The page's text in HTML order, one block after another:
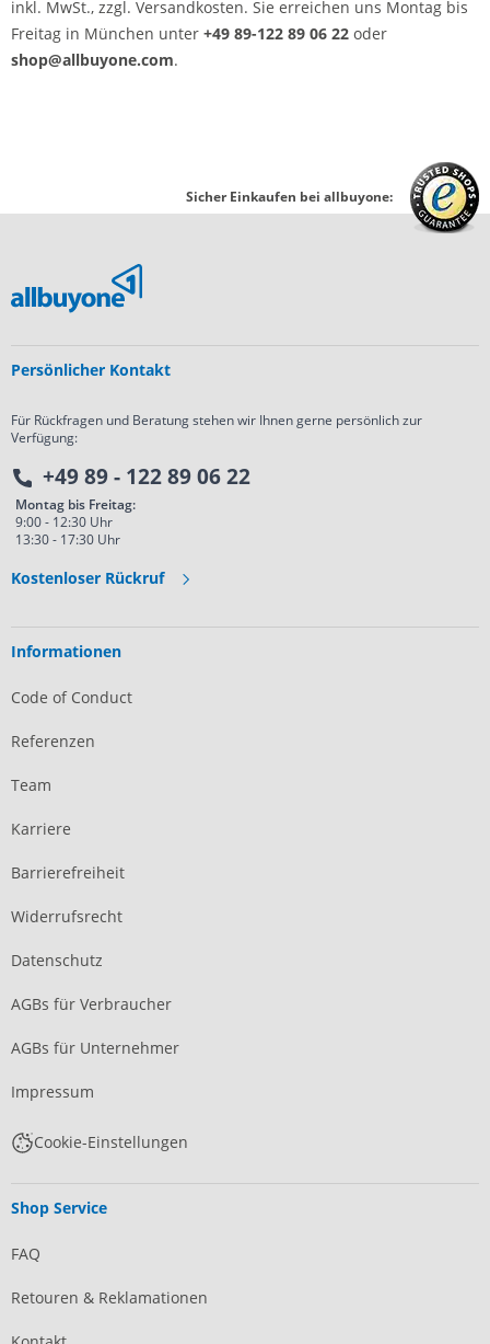
inkl. MwSt., zzgl. Versandkosten. Sie erreichen uns Montag bis
Freitag in München unter +49 89-122 89 06 22 oder
shop@allbuyone.com.
Sicher Einkaufen bei allbuyone:
Persönlicher Kontakt
Für Rückfragen und Beratung stehen wir Ihnen gerne persönlich zur
Verfügung:
+49 89 - 122 89 06 22
Montag bis Freitag:
9:00 - 12:30 Uhr
13:30 - 17:30 Uhr
Kostenloser Rückruf
Informationen
Code of Conduct
Referenzen
Team
Karriere
Barrierefreiheit
Widerrufsrecht
Datenschutz
AGBs für Verbraucher
AGBs für Unternehmer
Impressum
Cookie-Einstellungen
Shop Service
FAQ
Retouren & Reklamationen